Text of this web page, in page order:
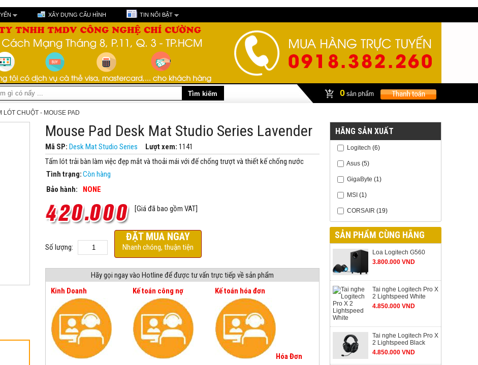
XÂY DỰNG CẤU HÌNH TIN NỔI BẬT
0 sản phẩm
LÓT CHUỘT - MOUSE PAD
Mouse Pad Desk Mat Studio Series Lavender
Mã SP: Desk Mat Studio Series Lượt xem: 1141
Tấm lót trải bàn làm việc đẹp mắt và thoải mái với đế chống trượt và thiết kế chống nước
Tình trạng:Còn hàng
Bảo hành:
NONE
[Giá đã bao gồm VAT]
Số lượng:
ĐẶT MUA NGAY
Nhanh chóng, thuận tiện
Hãy gọi ngay vào Hotline để được tư vấn trực tiếp về sản phẩm
Kinh Doanh
Kế toán công nợ Kế toán hóa đơn
Hóa Đơn
HÃNG SẢN XUẤT
Logitech (6)
Asus (5)
GigaByte (1)
MSI (1)
CORSAIR (19)
SẢN PHẨM CÙNG HÃNG
Loa Logitech G560
3.800.000 VND
Tai nghe Logitech Pro X
2 Lightspeed White
4.850.000 VND
Tai nghe Logitech Pro X
2 Lightspeed Black
4.850.000 VND